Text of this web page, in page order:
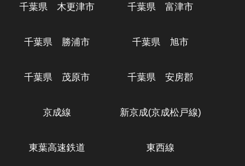
千葉県 木更津市 千葉県 富津市
千葉県 勝浦市 千葉県 旭市
千葉県 茂原市 千葉県 安房郡
京成線 新京成(京成松戸線)
東葉高速鉄道 東西線